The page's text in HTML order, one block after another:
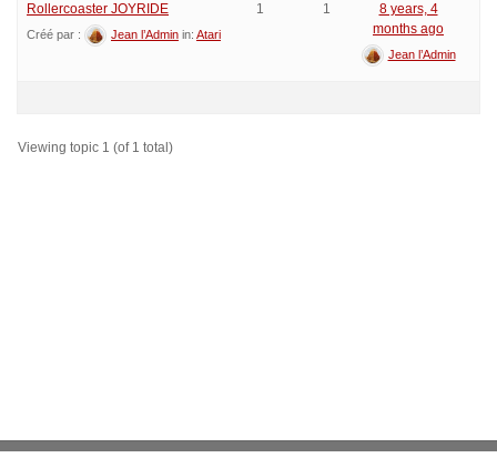
Rollercoaster JOYRIDE
Créé par : Jean l’Admin in: Atari
1 1
8 years, 4
months ago
Jean l’Admin
Viewing topic 1 (of 1 total)